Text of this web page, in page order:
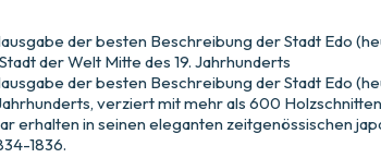
der besten Beschreibung der Stadt Edo
der Welt Mitte des 19. Jahrhunderts
der besten Beschreibung der Stadt Edo
verziert mit mehr als 600
erhalten in seinen eleganten zeitgenössischen
1836.